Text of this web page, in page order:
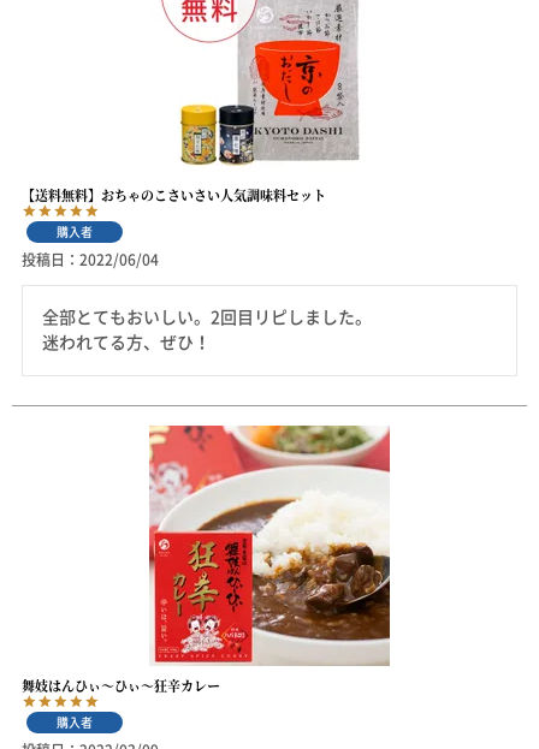
【送料無料】おちゃのこさいさい人気調味料セット
購入者
投稿日 2022/06/04
全部とてもおいしい。2回目リピしました。
迷われてる方、ぜひ！
舞妓はんひぃ～ひぃ～狂辛カレー
購入者